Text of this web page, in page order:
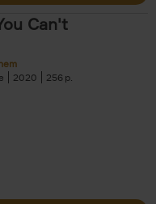
Can't
2020 256